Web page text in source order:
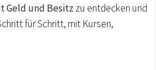
Geld und Besitz zu entdecken und
für Schritt, mit Kursen,